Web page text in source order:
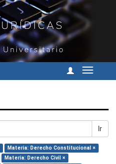
Cambiar
Ir
Materia: Derecho Constitucional ×
Materia: Derecho Civil ×